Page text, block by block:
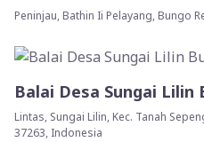
Peninjau, Bathin Ii Pelayang, Bungo
Balai Desa Sungai Lilin
Lintas, Sungai Lilin, Kec. Tanah
37263, Indonesia